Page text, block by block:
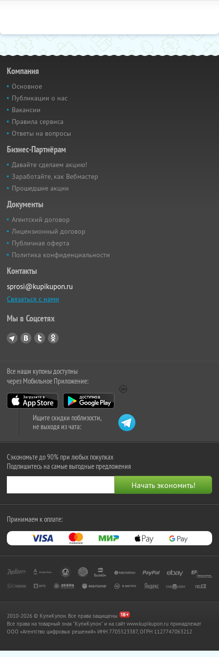
Компания
Основное
Публикации о нас
Вакансии
Правила сервиса
Ответы на вопросы
Бизнес-Партнёрам
Давайте сделаем акцию!
Заработайте, как Вебмастер
Прошедшие акции
Документы
Агентский договор
Лицензионный договор
Публичная оферта
Политика конфиденциальности
Контакты
sprosi@kupikupon.ru
Связаться с нами
Мы в Соцсетях
Все наши купоны доступны
через Мобильное Приложение:
Ищите скидки поблизости,
не выходя из чата:
Сэкономьте до 90% при любых покупках
Подпишитесь на самые выгодные предложения
Принимаем к оплате:
2010-2026 © КупиКупон. Все права защищены.
Все права на товарный знак "КупиКупон" и на сайт www.kupikupon.ru принадлежат
OOO «Агентство цифровых решений» ИНН 7705523387, ОГРН 1127747063212